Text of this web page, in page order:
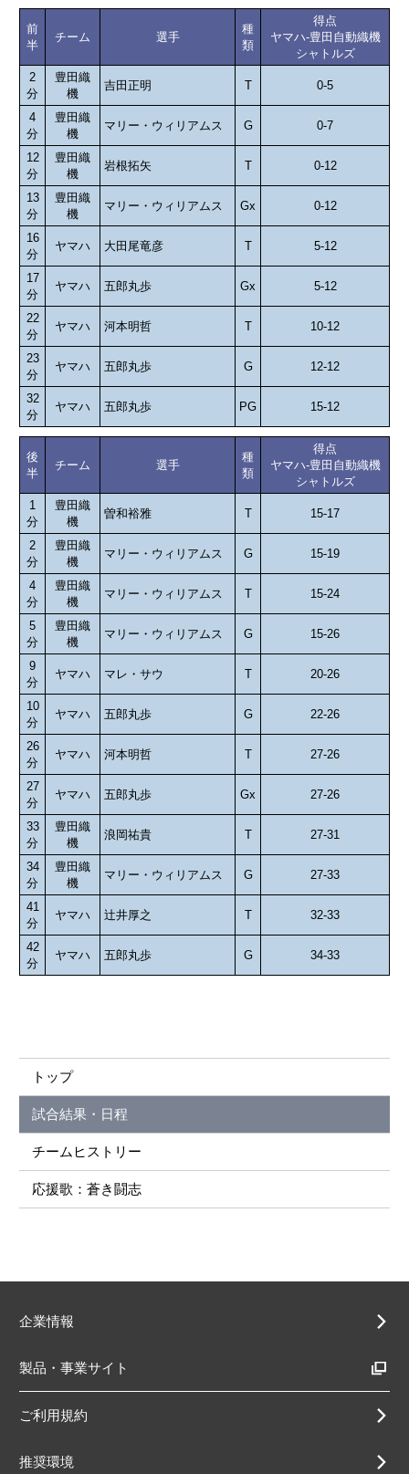
前
半
チーム 選手
種
類
得点
ヤマハ-豊田自動織機
シャトルズ
2
分
豊田織
機
吉田正明 T 0-5
4
分
豊田織
機
マリー・ウィリアムス G 0-7
12
分
豊田織
機
岩根拓矢 T 0-12
13
分
豊田織
機
マリー・ウィリアムス Gx 0-12
16
分
ヤマハ 大田尾竜彦 T 5-12
17
分
ヤマハ 五郎丸歩 Gx 5-12
22
分
ヤマハ 河本明哲 T 10-12
23
分
ヤマハ 五郎丸歩 G 12-12
32
分
ヤマハ 五郎丸歩 PG 15-12
後
半
チーム 選手
種
類
得点
ヤマハ-豊田自動織機
シャトルズ
1
分
豊田織
機
曽和裕雅 T 15-17
2
分
豊田織
機
マリー・ウィリアムス G 15-19
4
分
豊田織
機
マリー・ウィリアムス T 15-24
5
分
豊田織
機
マリー・ウィリアムス G 15-26
9
分
ヤマハ マレ・サウ T 20-26
10
分
ヤマハ 五郎丸歩 G 22-26
26
分
ヤマハ 河本明哲 T 27-26
27
分
ヤマハ 五郎丸歩 Gx 27-26
33
分
豊田織
機
浪岡祐貴 T 27-31
34
分
豊田織
機
マリー・ウィリアムス G 27-33
41
分
ヤマハ 辻井厚之 T 32-33
42
分
ヤマハ 五郎丸歩 G 34-33
トップ
試合結果・日程
チームヒストリー
応援歌：蒼き闘志
企業情報
製品・事業サイト
ご利用規約
推奨環境